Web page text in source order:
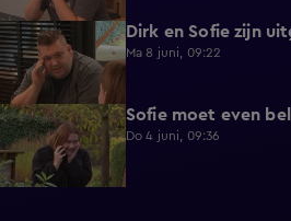
0:26 Dirk en Sofie zijn
Ma 8 juni, 09:22
1:13 Sofie moet even
Do 4 juni, 09:36